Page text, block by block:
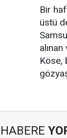
Bir
üstü
Köse,
HABERE